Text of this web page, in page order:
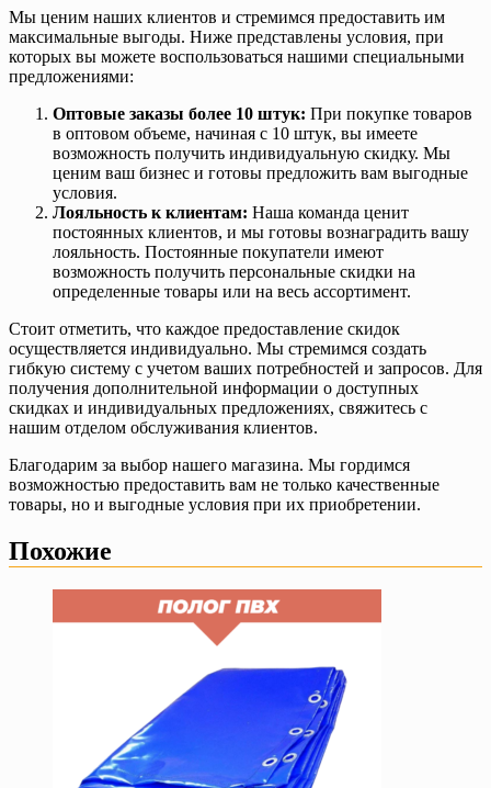
Мы ценим наших клиентов и стремимся предоставить им
максимальные выгоды. Ниже представлены условия, при
которых вы можете воспользоваться нашими специальными
предложениями:
Оптовые заказы более 10 штук: При покупке товаров
в оптовом объеме, начиная с 10 штук, вы имеете
возможность получить индивидуальную скидку. Мы
ценим ваш бизнес и готовы предложить вам выгодные
условия.
Лояльность к клиентам: Наша команда ценит
постоянных клиентов, и мы готовы вознаградить вашу
лояльность. Постоянные покупатели имеют
возможность получить персональные скидки на
определенные товары или на весь ассортимент.
Стоит отметить, что каждое предоставление скидок
осуществляется индивидуально. Мы стремимся создать
гибкую систему с учетом ваших потребностей и запросов. Для
получения дополнительной информации о доступных
скидках и индивидуальных предложениях, свяжитесь с
нашим отделом обслуживания клиентов.
Благодарим за выбор нашего магазина. Мы гордимся
возможностью предоставить вам не только качественные
товары, но и выгодные условия при их приобретении.
Похожие